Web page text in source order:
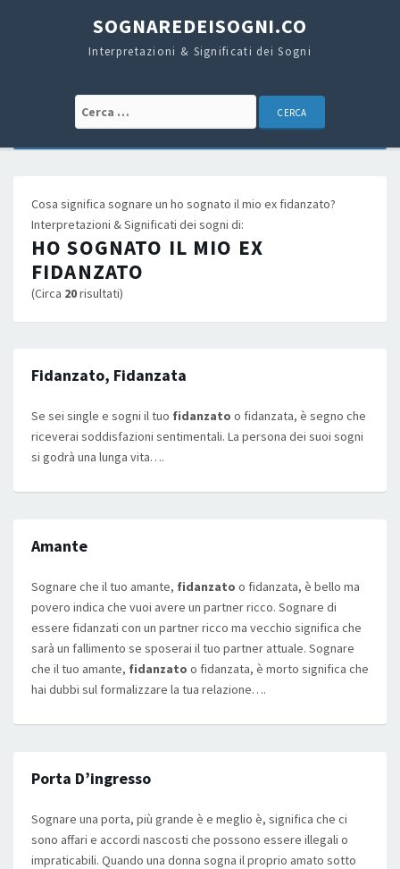
SOGNAREDEISOGNI.CO
Interpretazioni & Significati dei Sogni
Cerca:
Cosa significa sognare un ho sognato il mio ex fidanzato?
Interpretazioni & Significati dei sogni di:
HO SOGNATO IL MIO EX
FIDANZATO
(Circa 20risultati)
Fidanzato, Fidanzata
Se sei single e sogni il tuo fidanzato o fidanzata, è segno che
riceverai soddisfazioni sentimentali. La persona dei suoi sogni
si godrà una lunga vita….
Amante
Sognare che il tuo amante, fidanzato o fidanzata, è bello ma
povero indica che vuoi avere un partner ricco. Sognare di
essere fidanzati con un partner ricco ma vecchio significa che
sarà un fallimento se sposerai il tuo partner attuale. Sognare
che il tuo amante, fidanzato o fidanzata, è morto significa che
hai dubbi sul formalizzare la tua relazione….
Porta D’ingresso
Sognare una porta, più grande è e meglio è, significa che ci
sono affari e accordi nascosti che possono essere illegali o
impraticabili. Quando una donna sogna il proprio amato sotto